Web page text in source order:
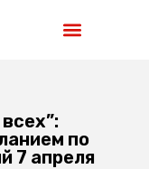
по
7 апреля